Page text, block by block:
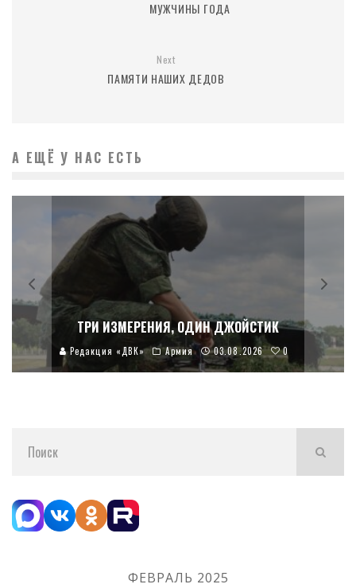
МУЖЧИНЫ ГОДА
Next
ПАМЯТИ НАШИХ ДЕДОВ
А ЕЩЁ У НАС ЕСТЬ
ТРИ ИЗМЕРЕНИЯ, ОДИН ДЖОЙСТИК
Редакция «ДВК» Армия 03.08.2026 0
ФЕВРАЛЬ 2025